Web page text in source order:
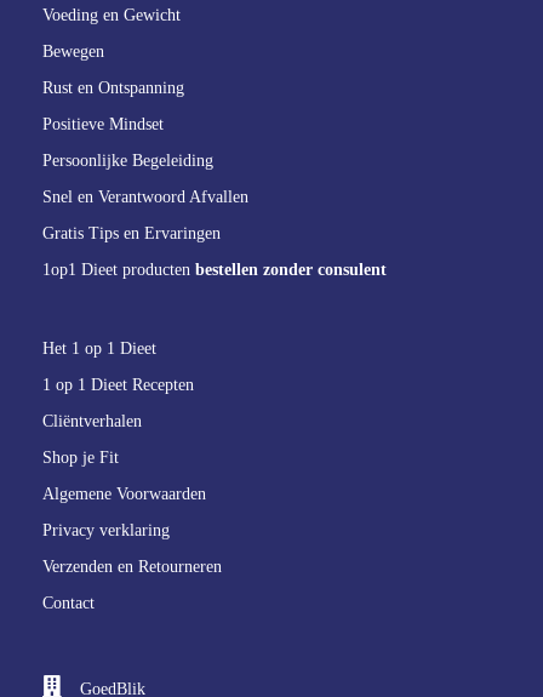
Voeding en Gewicht
Bewegen
Rust en Ontspanning
Positieve Mindset
Persoonlijke Begeleiding
Snel en Verantwoord Afvallen
Gratis Tips en Ervaringen
1op1 Dieet producten bestellen zonder consulent
Het 1 op 1 Dieet
1 op 1 Dieet Recepten
Cliëntverhalen
Shop je Fit
Algemene Voorwaarden
Privacy verklaring
Verzenden en Retourneren
Contact
GoedBlik